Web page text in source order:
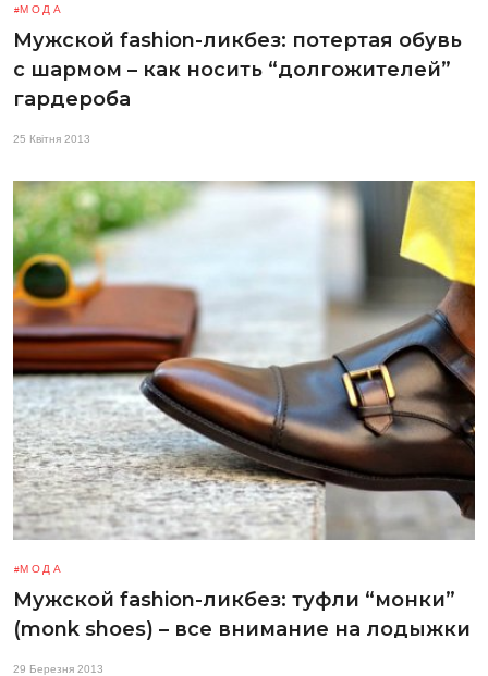
МОДА
Мужской fashion-ликбез: потертая обувь
с шармом – как носить “долгожителей”
гардероба
25 Квітня 2013
МОДА
Мужской fashion-ликбез: туфли “монки”
(monk shoes) – все внимание на лодыжки
29 Березня 2013